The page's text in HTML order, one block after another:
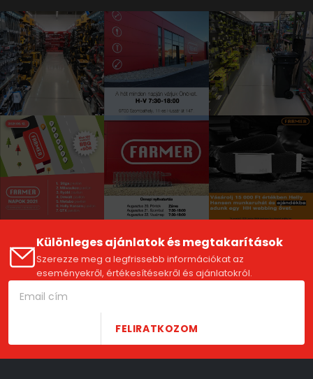
Különleges ajánlatok és megtakarítások
Szerezze meg a legfrissebb információkat az
eseményekről, értékesítésekről és ajánlatokról.
FELIRATKOZOM